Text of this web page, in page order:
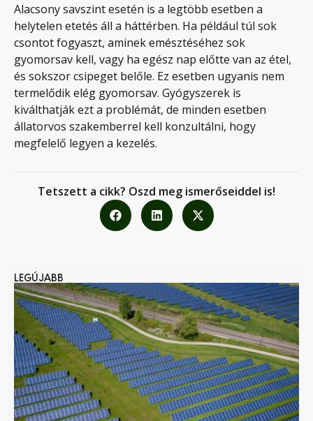
Alacsony savszint esetén is a legtöbb esetben a
helytelen etetés áll a háttérben. Ha például túl sok
csontot fogyaszt, aminek emésztéséhez sok
gyomorsav kell, vagy ha egész nap előtte van az étel,
és sokszor csipeget belőle. Ez esetben ugyanis nem
termelődik elég gyomorsav. Gyógyszerek is
kiválthatják ezt a problémát, de minden esetben
állatorvos szakemberrel kell konzultálni, hogy
megfelelő legyen a kezelés.
Tetszett a cikk? Oszd meg ismerőseiddel is!
LEGÚJABB